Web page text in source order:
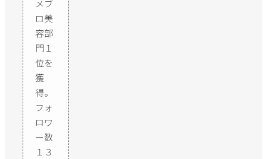
メブ
ロ美
容部
門１
位を
獲
得。
フォ
ロワ
ー数
１３